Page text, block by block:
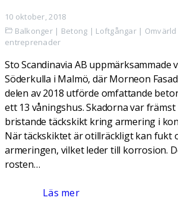
10 oktober, 2018
Balkonger | Betong | Loftgångar|
entreprenader
Sto Scandinavia AB uppmärksammade
Söderkulla i Malmö, där Morneon
delen av 2018 utförde omfattande
ett 13 våningshus. Skadorna var
bristande täckskikt kring armering i
När täckskiktet är otillräckligt kan fukt
armeringen, vilket leder till korrosion.
rosten…
Läs mer